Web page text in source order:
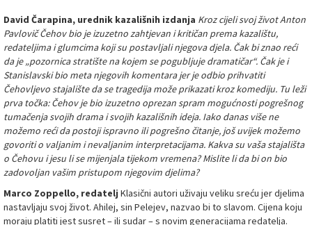
David Čarapina, urednik kazališnih izdanja Kroz cijeli svoj život Anton
Pavlovič Čehov bio je izuzetno zahtjevan i kritičan prema kazalištu,
redateljima i glumcima koji su postavljali njegova djela. Čak bi znao reći
da je „pozornica stratište na kojem se pogubljuje dramatičar“. Čak je i
Stanislavski bio meta njegovih komentara jer je odbio prihvatiti
Čehovljevo stajalište da se tragedija može prikazati kroz komediju. Tu leži
prva točka: Čehov je bio izuzetno oprezan spram mogućnosti pogrešnog
tumačenja svojih drama i svojih kazališnih ideja. Iako danas više ne
možemo reći da postoji ispravno ili pogrešno čitanje, još uvijek možemo
govoriti o valjanim i nevaljanim interpretacijama. Kakva su vaša stajališta
o Čehovu i jesu li se mijenjala tijekom vremena? Mislite li da bi on bio
zadovoljan vašim pristupom njegovim djelima?
Marco Zoppello, redatelj Klasični autori uživaju veliku sreću jer djelima
nastavljaju svoj život. Ahilej, sin Pelejev, nazvao bi to slavom. Cijena koju
moraju platiti jest susret – ili sudar – s novim generacijama redatelja.